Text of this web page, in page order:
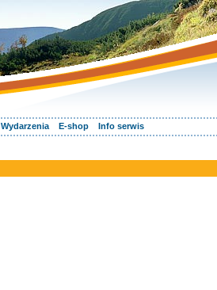
Wydarzenia E-shop Info serwis